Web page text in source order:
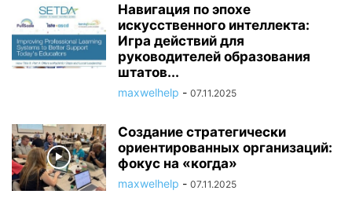
Навигация по эпохе
искусственного интеллекта:
Игра действий для
руководителей образования
штатов...
maxwelhelp - 07.11.2025
Создание стратегически
ориентированных организаций:
фокус на «когда»
maxwelhelp - 07.11.2025